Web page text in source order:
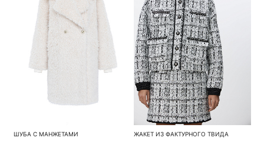
ШУБА С МАНЖЕТАМИ ЖАКЕТ ИЗ ФАКТУРНОГО ТВИДА